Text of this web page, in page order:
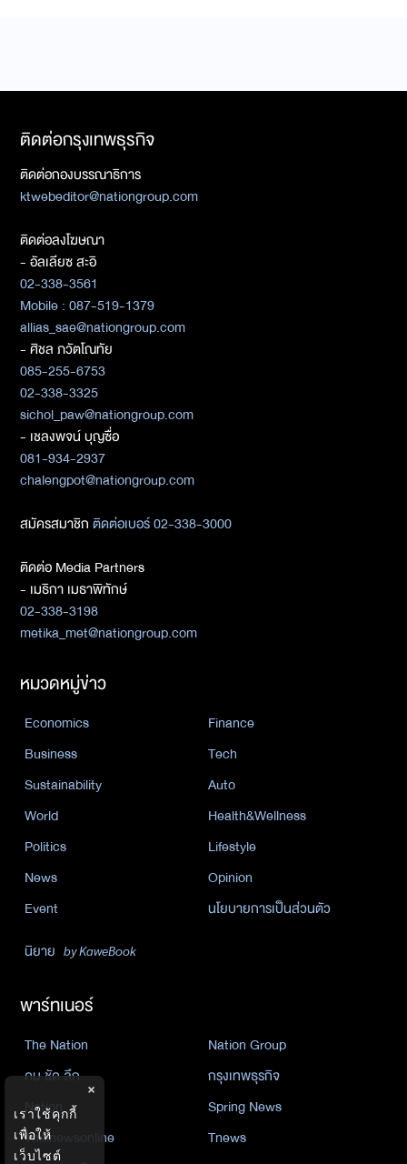
ติดต่อกรุงเทพธุรกิจ
ติดต่อกองบรรณาธิการ
ktwebeditor@nationgroup.com
ติดต่อลงโฆษณา
- อัลเลียซ สะอิ
02-338-3561
Mobile : 087-519-1379
allias_sae@nationgroup.com
- ศิชล ภวัตโณทัย
085-255-6753
02-338-3325
sichol_paw@nationgroup.com
- เชลงพจน์ บุญซื่อ
081-934-2937
chalengpot@nationgroup.com
สมัครสมาชิกติดต่อเบอร์ 02-338-3000
ติดต่อ Media Partners
- เมธิกา เมธาพิทักษ์
02-338-3198
metika_met@nationgroup.com
หมวดหมู่ข่าว
Economics
Finance
Business
Tech
Sustainability
Auto
World
Health&Wellness
Politics
Lifestyle
News
Opinion
Event
นโยบายการเป็นส่วนตัว
นิยาย by KaweBook
พาร์ทเนอร์
The Nation
Nation Group
คม ชัด ลึก
กรุงเทพธุรกิจ
Nation
Spring News
Thainewsonline
Tnews
×
เราใช้คุกกี้
เพื่อให้
เว็บไซต์